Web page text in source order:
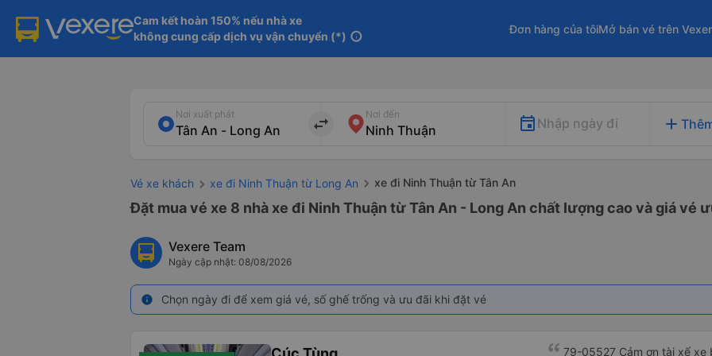
Cam kết hoàn 150% nếu nhà xe
không cung cấp dịch vụ vận chuyển (*) info
Đơn hàng của tôiMở bán vé trên
Nơi xuất phát
import_export
Nơi đến
Nhập ngày đi add
Vé xe khách xe đi Ninh Thuận từ Long An xe đi Ninh Thuận từ Tân An
Đặt mua vé xe 8 nhà xe đi Ninh Thuận từ Tân An - Long An chất lượng cao và giá vé
Vexere Team
Ngày cập nhật: 08/08/2026
info Chọn ngày đi để xem giá vé, số ghế trống và ưu đãi khi đặt vé
79-05527 Cảm ơn tài xế xe